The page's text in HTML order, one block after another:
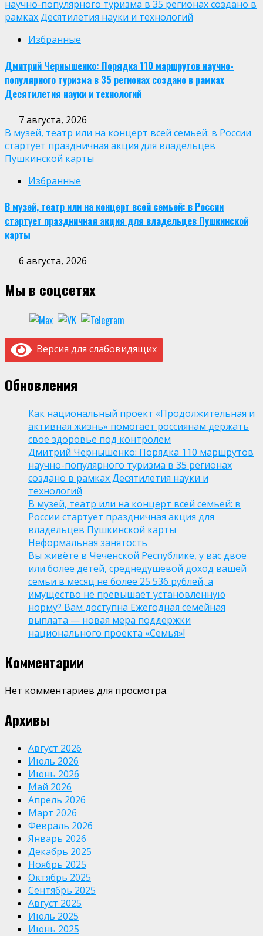
научно-популярного туризма в 35 регионах создано в
рамках Десятилетия науки и технологий
Избранные
Дмитрий Чернышенко: Порядка 110 маршрутов научно-
популярного туризма в 35 регионах создано в рамках
Десятилетия науки и технологий
7 августа, 2026
В музей, театр или на концерт всей семьей: в России
стартует праздничная акция для владельцев
Пушкинской карты
Избранные
В музей, театр или на концерт всей семьей: в России
стартует праздничная акция для владельцев Пушкинской
карты
6 августа, 2026
Мы в соцсетях
Версия для слабовидящих
Обновления
Как национальный проект «Продолжительная и
активная жизнь» помогает россиянам держать
свое здоровье под контролем
Дмитрий Чернышенко: Порядка 110 маршрутов
научно-популярного туризма в 35 регионах
создано в рамках Десятилетия науки и
технологий
В музей, театр или на концерт всей семьей: в
России стартует праздничная акция для
владельцев Пушкинской карты
Неформальная занятость
Вы живёте в Чеченской Республике, у вас двое
или более детей, среднедушевой доход вашей
семьи в месяц не более 25 536 рублей, а
имущество не превышает установленную
норму? Вам доступна Ежегодная семейная
выплата — новая мера поддержки
национального проекта «Семья»!
Комментарии
Нет комментариев для просмотра.
Архивы
Август 2026
Июль 2026
Июнь 2026
Май 2026
Апрель 2026
Март 2026
Февраль 2026
Январь 2026
Декабрь 2025
Ноябрь 2025
Октябрь 2025
Сентябрь 2025
Август 2025
Июль 2025
Июнь 2025